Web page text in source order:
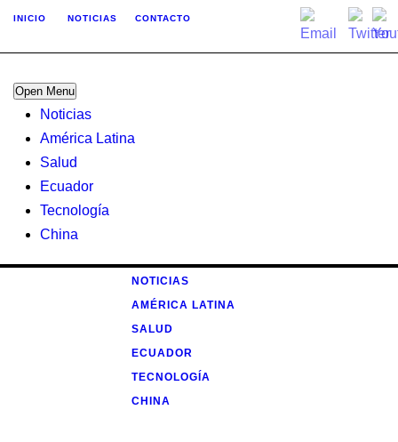
INICIO NOTICIAS CONTACTO
Open Menu
Noticias
América Latina
Salud
Ecuador
Tecnología
China
NOTICIAS
AMÉRICA LATINA
SALUD
ECUADOR
TECNOLOGÍA
CHINA